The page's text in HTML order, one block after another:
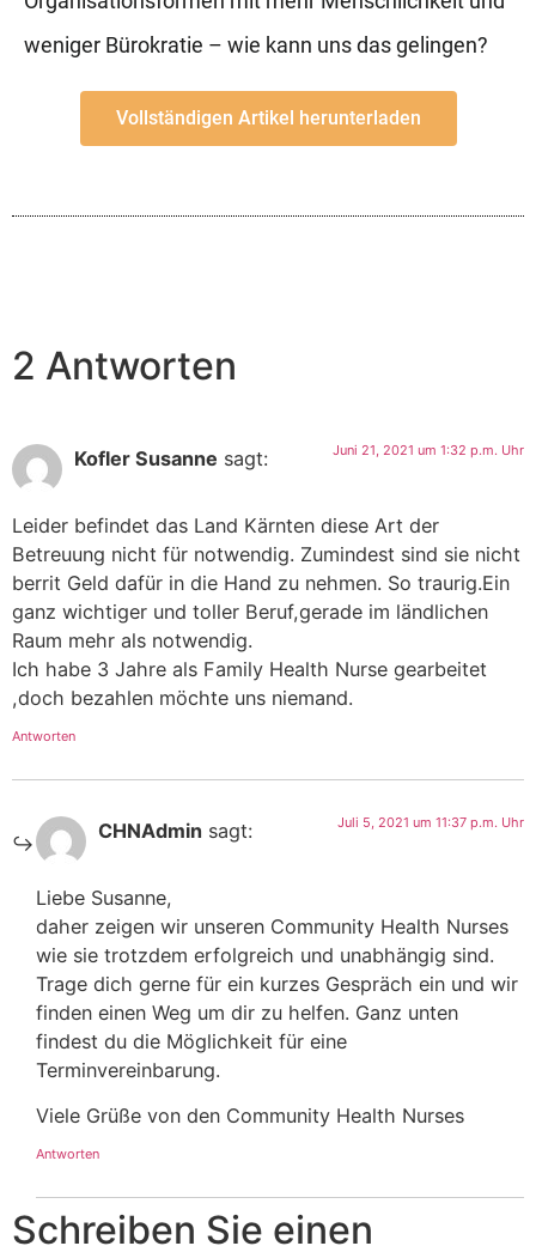
weniger Bürokratie – wie kann uns das gelingen?
Vollständigen Artikel herunterladen
2 Antworten
Kofler Susanne sagt: Juni 21, 2021 um 1:32 p.m. Uhr
Leider befindet das Land Kärnten diese Art der
Betreuung nicht für notwendig. Zumindest sind sie nicht
berrit Geld dafür in die Hand zu nehmen. So traurig.Ein
ganz wichtiger und toller Beruf,gerade im ländlichen
Raum mehr als notwendig.
Ich habe 3 Jahre als Family Health Nurse gearbeitet
,doch bezahlen möchte uns niemand.
Antworten
CHNAdmin sagt: Juli 5, 2021 um 11:37 p.m. Uhr
Liebe Susanne,
daher zeigen wir unseren Community Health Nurses
wie sie trotzdem erfolgreich und unabhängig sind.
Trage dich gerne für ein kurzes Gespräch ein und wir
finden einen Weg um dir zu helfen. Ganz unten
findest du die Möglichkeit für eine
Terminvereinbarung.
Viele Grüße von den Community Health Nurses
Antworten
Schreiben Sie einen